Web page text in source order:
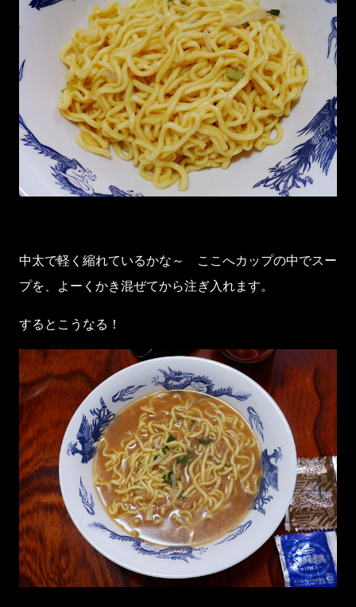
中太で軽く縮れているかな～ ここへカップの中でスー
プを、よーくかき混ぜてから注ぎ入れます。
するとこうなる！